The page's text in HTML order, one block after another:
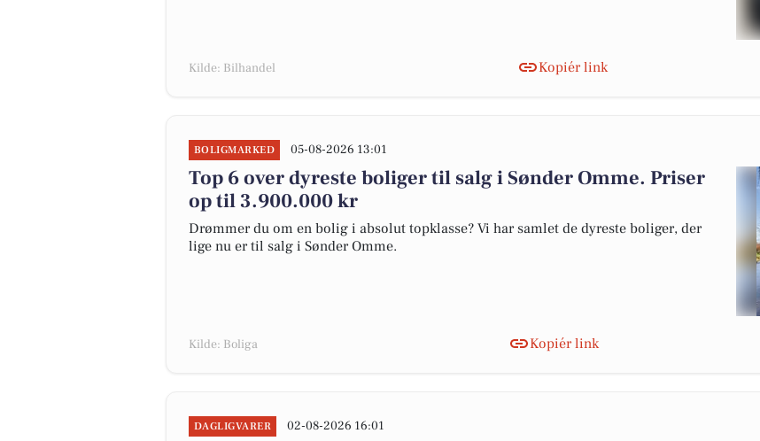
Kilde: Bilhandel Kopiér link
BOLIGMARKED 05-08-2026 13:01
Top 6 over dyreste boliger til salg i Sønder Omme. Priser
op til 3.900.000 kr
Drømmer du om en bolig i absolut topklasse? Vi har samlet de dyreste boliger, der
lige nu er til salg i Sønder Omme.
Kilde: Boliga Kopiér link
DAGLIGVARER 02-08-2026 16:01